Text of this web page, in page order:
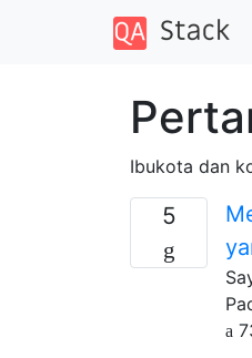
Ibukota dan
5